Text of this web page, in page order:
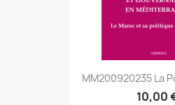
MM200920235 La
10,00